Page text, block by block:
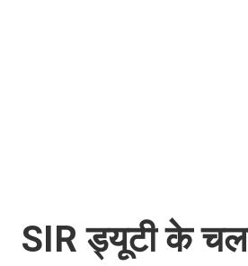
SIR ड्यूटी के चलते